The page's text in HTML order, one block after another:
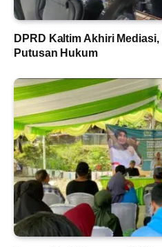
DPRD Kaltim Akhiri
Putusan Hukum